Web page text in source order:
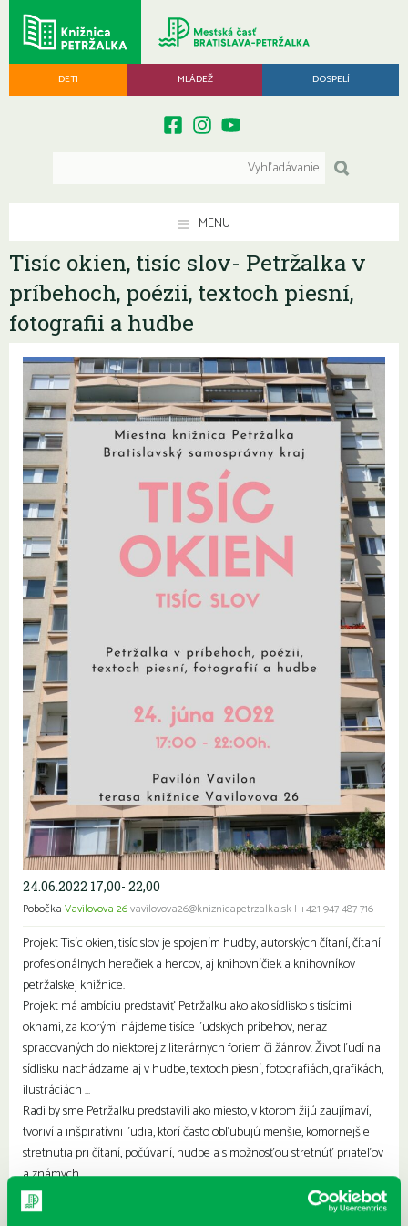
DETI MLÁDEŽ DOSPELÍ
MENU
Tisíc okien, tisíc slov- Petržalka v
príbehoch, poézii, textoch piesní,
fotografii a hudbe
24.06.2022 17,00- 22,00
Pobočka Vavilovova 26vavilovova26@kniznicapetrzalka.sk | +421 947 487 716
Projekt Tisíc okien, tisíc slov je spojením hudby, autorských čítaní, čítaní
profesionálnych herečiek a hercov, aj knihovníčiek a knihovníkov
petržalskej knižnice.
Projekt má ambíciu predstaviť Petržalku ako ako sídlisko s tisícimi
oknami, za ktorými nájdeme tisíce ľudských príbehov, neraz
spracovaných do niektorej z literárnych foriem či žánrov. Život ľudí na
sídlisku nachádzame aj v hudbe, textoch piesní, fotografiách, grafikách,
ilustráciách …
Radi by sme Petržalku predstavili ako miesto, v ktorom žijú zaujímaví,
tvoriví a inšpiratívni ľudia, ktorí často obľubujú menšie, komornejšie
stretnutia pri čítaní, počúvaní, hudbe a s možnosťou stretnúť priateľov
a známych.
Projekt má za cieľ posilniť lokálpatriotizmus a širšie povedomie o
Petržalke.